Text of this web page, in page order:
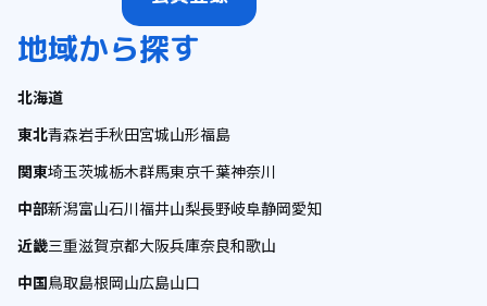
地域から探す
北海道
東北青森岩手秋田宮城山形福島
関東埼玉茨城栃木群馬東京千葉神奈川
中部新潟富山石川福井山梨長野岐阜静岡愛知
近畿三重滋賀京都大阪兵庫奈良和歌山
中国鳥取島根岡山広島山口